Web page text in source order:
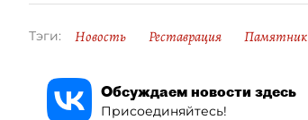
Тэги: Новость Реставрация Памятник
Обсуждаем новости здесь
Присоединяйтесь!